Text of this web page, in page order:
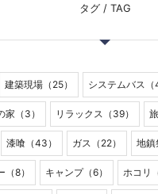
タグ / TAG
建築現場（25） システムバス（
家（3） リラックス（39）
漆喰（43） ガス（22） 地鎮
（8） キャンプ（6） ホコリ